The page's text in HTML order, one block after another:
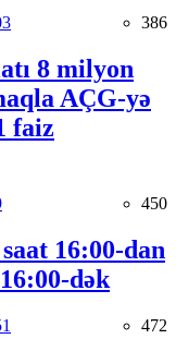
386
8 milyon
AÇG-yə
faiz
450
16:00-dan
dək
472